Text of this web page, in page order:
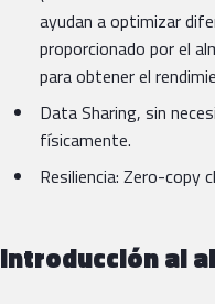
ayudan a optimizar
proporcionado por el
para obtener el
Data Sharing, sin
físicamente.
Resiliencia: Zero-copy
Introducción al